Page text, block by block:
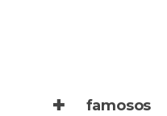
✚ famosos